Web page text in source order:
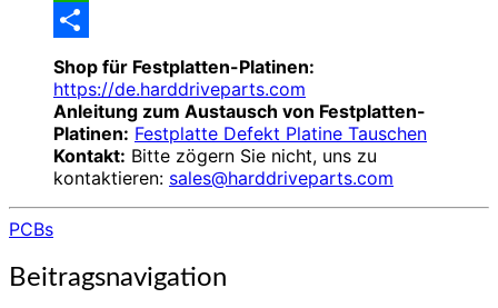
WhatsApp
Share
Shop für Festplatten-Platinen:
https://de.harddriveparts.com
Anleitung zum Austausch von Festplatten-
Platinen: Festplatte Defekt Platine Tauschen
Kontakt: Bitte zögern Sie nicht, uns zu
kontaktieren: sales@harddriveparts.com
PCBs
Beitragsnavigation